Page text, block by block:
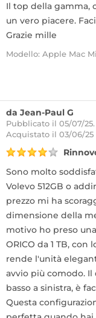
Il top della gamma,
un vero piacere.
Grazie mille
Modello: Apple Mac
da Jean-Paul G
Pubblicato il 05/07/25.
Acquistato il 03/06/25
Sono molto
Volevo 512GB o
prezzo mi ha
dimensione della
motivo ho preso
ORICO da 1 TB,
rende l'unità
avvio più comodo. Il
basso a sinistra, è
Questa